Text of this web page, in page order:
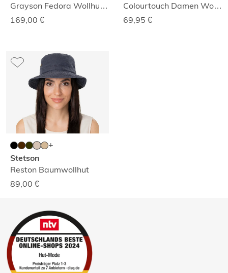
Grayson Fedora Wollhut mit Kaschmir
169,00 €
Colourtouch Damen Wollhut
69,95 €
Stetson
Reston Baumwollhut
89,00 €